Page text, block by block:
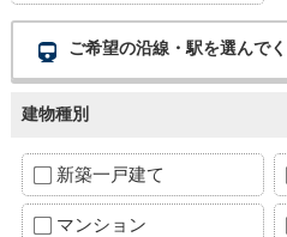
ご希望の沿線・駅を選んで
建物種別
新築一戸建て
マンション